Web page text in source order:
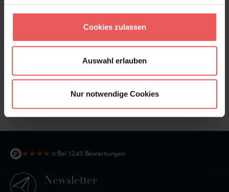
Cookies zulassen
Auswahl erlauben
Nur notwendige Cookies
FAQ Teilen!
Sie haben Fragen zum Produkt?
Frage stellen
+49 (0)221 932 81 82
★★★★★Bei 1245 Bewertungen
Newsletter